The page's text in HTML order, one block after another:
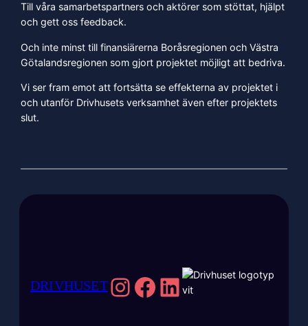
Till våra samarbetspartners och aktörer som stöttat, hjälpt
och gett oss feedback.
Och inte minst till finansiärerna Boråsregionen och Västra
Götalandsregionen som gjort projektet möjligt att bedriva.
Vi ser fram emot att fortsätta se effekterna av projektet i
och utanför Drivhusets verksamhet även efter projektets
slut.
DRIVHUSETInstagram
Facebook
LinkedIn